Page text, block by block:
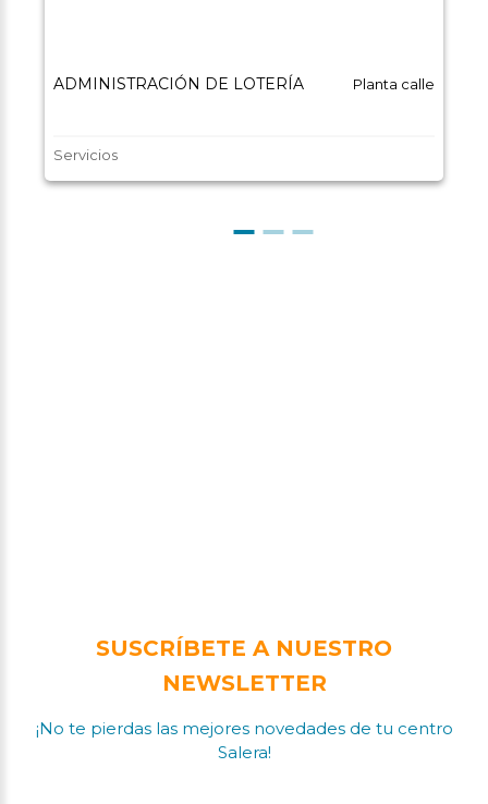
ADMINISTRACIÓN DE LOTERÍA Planta calle
Servicios
SUSCRÍBETE A NUESTRO
NEWSLETTER
¡No te pierdas las mejores novedades de tu centro
Salera!